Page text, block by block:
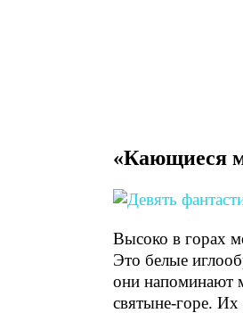
«Кающиеся
Высоко в горах
Это белые
они напоминают
святыне-горе. Их